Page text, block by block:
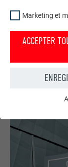
Votre maison au
Nous vous
qu’aurait votre
DEMANDER
Marketing et
ACCEPTER
fonctions de
Internet
NOM